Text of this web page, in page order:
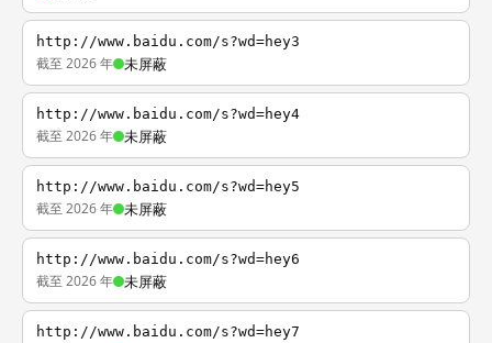
http://www.baidu.com/s?wd=hey3
截至 2026 年 未屏蔽
http://www.baidu.com/s?wd=hey4
截至 2026 年 未屏蔽
http://www.baidu.com/s?wd=hey5
截至 2026 年 未屏蔽
http://www.baidu.com/s?wd=hey6
截至 2026 年 未屏蔽
http://www.baidu.com/s?wd=hey7